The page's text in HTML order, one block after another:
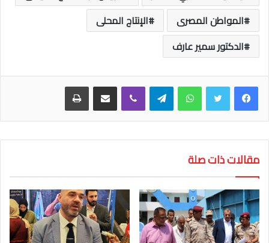
المواطن المصرى
الإنتاج المحلى
الدكتور سمير عارف
واتساب تيلقرام
مقالات ذات صلة